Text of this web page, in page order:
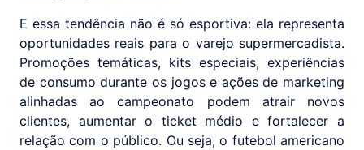
E essa tendência não é só esportiva: ela representa
oportunidades reais para o varejo supermercadista.
Promoções temáticas, kits especiais, experiências
de consumo durante os jogos e ações de marketing
alinhadas ao campeonato podem atrair novos
clientes, aumentar o ticket médio e fortalecer a
relação com o público. Ou seja, o futebol americano